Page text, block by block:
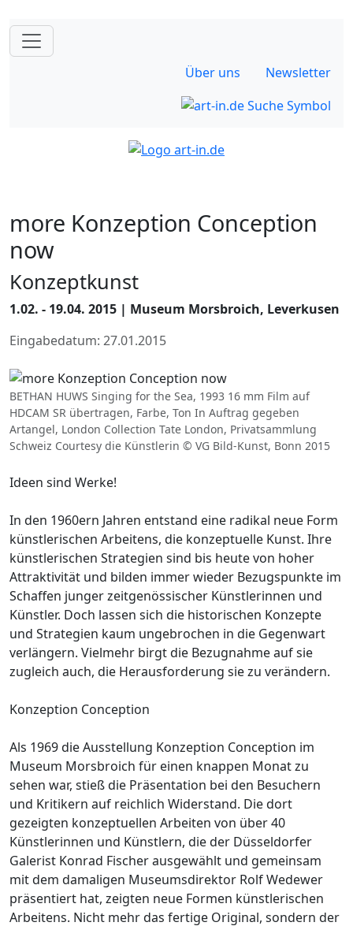
Über uns Newsletter
more Konzeption Conception
now
Konzeptkunst
1.02. - 19.04. 2015 | Museum Morsbroich, Leverkusen
Eingabedatum: 27.01.2015
BETHAN HUWS Singing for the Sea, 1993 16 mm Film auf
HDCAM SR übertragen, Farbe, Ton In Auftrag gegeben
Artangel, London Collection Tate London, Privatsammlung
Schweiz Courtesy die Künstlerin © VG Bild-Kunst, Bonn 2015
Ideen sind Werke!
In den 1960ern Jahren entstand eine radikal neue Form
künstlerischen Arbeitens, die konzeptuelle Kunst. Ihre
künstlerischen Strategien sind bis heute von hoher
Attraktivität und bilden immer wieder Bezugspunkte im
Schaffen junger zeitgenössischer Künstlerinnen und
Künstler. Doch lassen sich die historischen Konzepte
und Strategien kaum ungebrochen in die Gegenwart
verlängern. Vielmehr birgt die Bezugnahme auf sie
zugleich auch, die Herausforderung sie zu verändern.
Konzeption Conception
Als 1969 die Ausstellung Konzeption Conception im
Museum Morsbroich für einen knappen Monat zu
sehen war, stieß die Präsentation bei den Besuchern
und Kritikern auf reichlich Widerstand. Die dort
gezeigten konzeptuellen Arbeiten von über 40
Künstlerinnen und Künstlern, die der Düsseldorfer
Galerist Konrad Fischer ausgewählt und gemeinsam
mit dem damaligen Museumsdirektor Rolf Wedewer
präsentiert hat, zeigten neue Formen künstlerischen
Arbeitens. Nicht mehr das fertige Original, sondern der